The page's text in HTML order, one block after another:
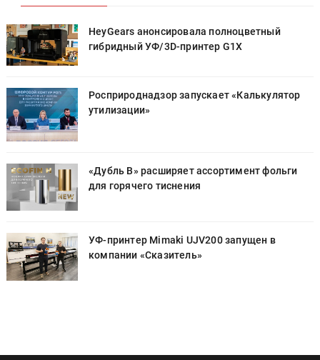
HeyGears анонсировала полноцветный
гибридный УФ/3D-принтер G1X
Росприроднадзор запускает «Калькулятор
утилизации»
«Дубль В» расширяет ассортимент фольги
для горячего тиснения
УФ-принтер Mimaki UJV200 запущен в
компании «Сказитель»